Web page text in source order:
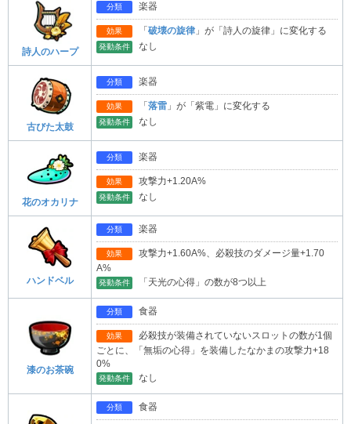
詩人のハープ
分類 楽器
効果 「 破壊の旋律 」が「詩人の旋律」に変化する
発動条件 なし
古びた太鼓
分類 楽器
効果 「 落雷 」が「紫電」に変化する
発動条件 なし
花のオカリナ
分類 楽器
効果 攻撃力+1.20A%
発動条件 なし
ハンドベル
分類 楽器
効果
攻撃力+1.60A%、必殺技のダメージ量+1.70
A%
発動条件 「天光の心得」の数が8つ以上
漆のお茶碗
分類 食器
効果
必殺技が装備されていないスロットの数が1個
ごとに、「無垢の心得」を装備したなかまの攻撃力+18
0%
発動条件 なし
分類 食器